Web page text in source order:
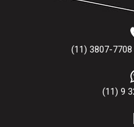
(11) 3807-
(11) 9